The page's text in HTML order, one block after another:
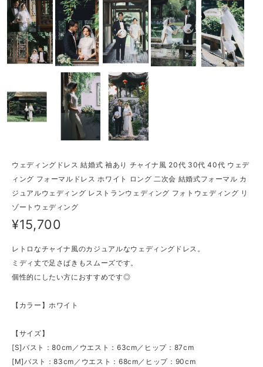
ウェディングドレス 結婚式 袖あり チャイナ風 20代 30代 40代 ウェデ
ィング フォーマルドレス ホワイト ロング 二次会 結婚式フォーマル カ
ジュアルウェディング レストランウェディング フォトウェディング リ
ゾートウェディング
¥15,700
レトロなチャイナ風のカジュアルなウェディングドレス。
ミディ丈で足さばきもスムーズです。
個性的にしたい方におすすめです◎
【カラー】ホワイト
【サイズ】
[S]バスト：80cm／ウエスト：63cm／ヒップ：87cm
[M]バスト：83cm／ウエスト：68cm／ヒップ：90cm